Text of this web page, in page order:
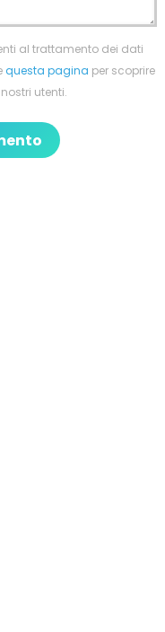
al trattamento dei dati
questa pagina per scoprire
utenti.